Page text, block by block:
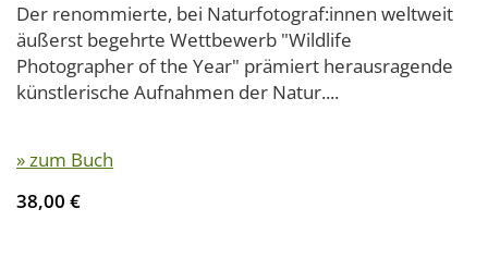
Der renommierte, bei Naturfotograf:innen weltweit
äußerst begehrte Wettbewerb "Wildlife
Photographer of the Year" prämiert herausragende
künstlerische Aufnahmen der Natur....
» zum Buch
38,00 €